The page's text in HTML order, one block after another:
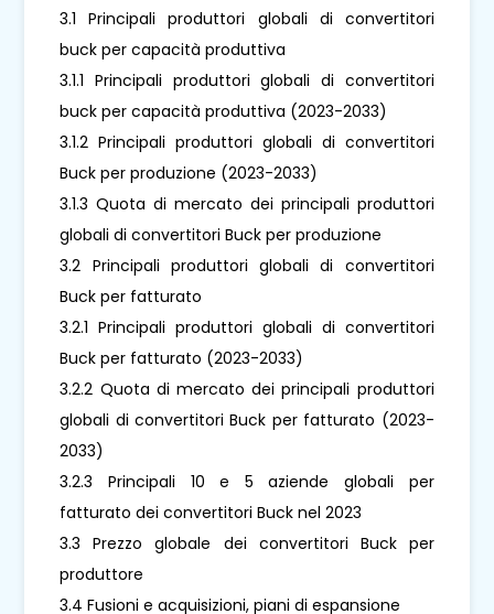
3.1 Principali produttori globali di convertitori
buck per capacità produttiva
3.1.1 Principali produttori globali di convertitori
buck per capacità produttiva (2023-2033)
3.1.2 Principali produttori globali di convertitori
Buck per produzione (2023-2033)
3.1.3 Quota di mercato dei principali produttori
globali di convertitori Buck per produzione
3.2 Principali produttori globali di convertitori
Buck per fatturato
3.2.1 Principali produttori globali di convertitori
Buck per fatturato (2023-2033)
3.2.2 Quota di mercato dei principali produttori
globali di convertitori Buck per fatturato (2023-
2033)
3.2.3 Principali 10 e 5 aziende globali per
fatturato dei convertitori Buck nel 2023
3.3 Prezzo globale dei convertitori Buck per
produttore
3.4 Fusioni e acquisizioni, piani di espansione